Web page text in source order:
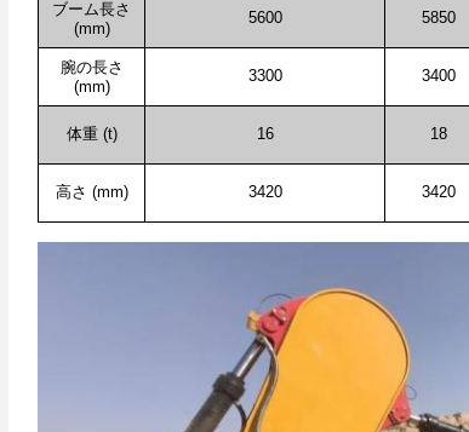
ブーム長さ
(mm)
5600 5850
腕の長さ
(mm)
3300 3400
体重 (t) 16 18
高さ (mm) 3420 3420